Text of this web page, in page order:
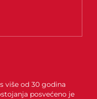
više od 30 godina
posvećeno je